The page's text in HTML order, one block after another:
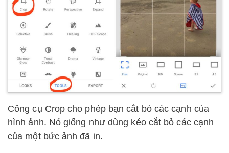
Công cụ Crop cho phép bạn cắt bỏ các cạnh của
hình ảnh. Nó giống như dùng kéo cắt bỏ các cạnh
của một bức ảnh đã in.